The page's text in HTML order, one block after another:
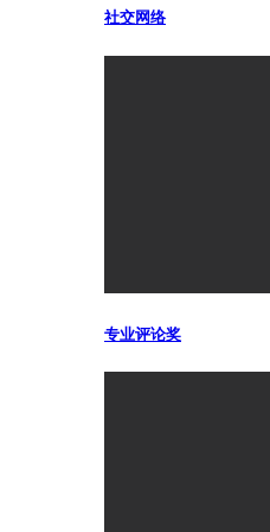
社交网络
专业评论奖